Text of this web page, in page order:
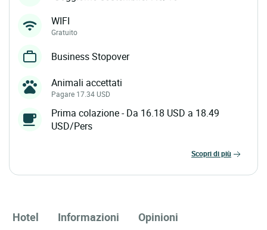
WIFI
Gratuito
Business Stopover
Animali accettati
Pagare 17.34 USD
Prima colazione - Da 16.18 USD a 18.49
USD/Pers
scopri di più
Hotel Informazioni Opinioni